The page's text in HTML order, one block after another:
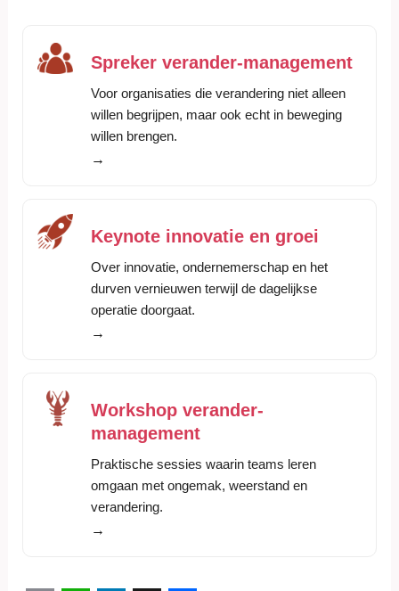
Spreker verander-management
Voor organisaties die verandering niet alleen
willen begrijpen, maar ook echt in beweging
willen brengen.
→
Keynote innovatie en groei
Over innovatie, ondernemerschap en het
durven vernieuwen terwijl de dagelijkse
operatie doorgaat.
→
Workshop verander-
management
Praktische sessies waarin teams leren
omgaan met ongemak, weerstand en
verandering.
→